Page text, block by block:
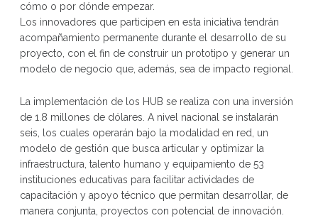
cómo o por dónde empezar.
Los innovadores que participen en esta iniciativa tendrán
acompañamiento permanente durante el desarrollo de su
proyecto, con el fin de construir un prototipo y generar un
modelo de negocio que, además, sea de impacto regional.
La implementación de los HUB se realiza con una inversión
de 1.8 millones de dólares. A nivel nacional se instalarán
seis, los cuales operarán bajo la modalidad en red, un
modelo de gestión que busca articular y optimizar la
infraestructura, talento humano y equipamiento de 53
instituciones educativas para facilitar actividades de
capacitación y apoyo técnico que permitan desarrollar, de
manera conjunta, proyectos con potencial de innovación.